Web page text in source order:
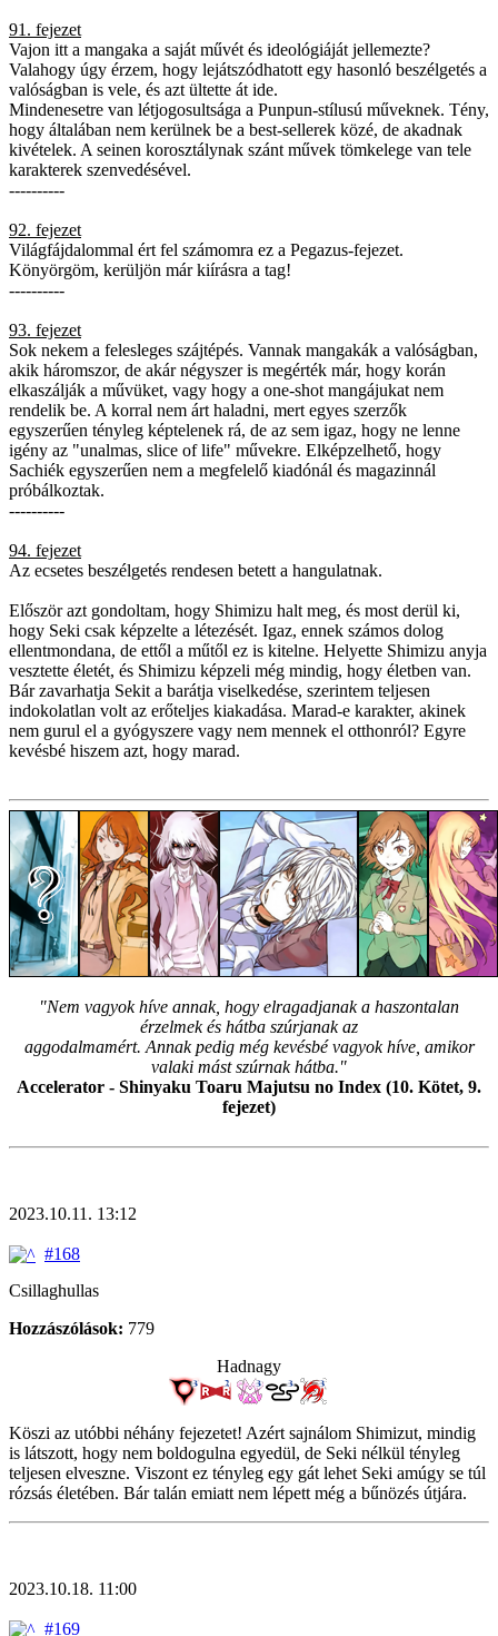
91. fejezet
Vajon itt a mangaka a saját művét és ideológiáját jellemezte?
Valahogy úgy érzem, hogy lejátszódhatott egy hasonló beszélgetés a
valóságban is vele, és azt ültette át ide.
Mindenesetre van létjogosultsága a Punpun-stílusú műveknek. Tény,
hogy általában nem kerülnek be a best-sellerek közé, de akadnak
kivételek. A seinen korosztálynak szánt művek tömkelege van tele
karakterek szenvedésével.
----------
92. fejezet
Világfájdalommal ért fel számomra ez a Pegazus-fejezet.
Könyörgöm, kerüljön már kiírásra a tag!
----------
93. fejezet
Sok nekem a felesleges szájtépés. Vannak mangakák a valóságban,
akik háromszor, de akár négyszer is megérték már, hogy korán
elkaszálják a művüket, vagy hogy a one-shot mangájukat nem
rendelik be. A korral nem árt haladni, mert egyes szerzők
egyszerűen tényleg képtelenek rá, de az sem igaz, hogy ne lenne
igény az "unalmas, slice of life" művekre. Elképzelhető, hogy
Sachiék egyszerűen nem a megfelelő kiadónál és magazinnál
próbálkoztak.
----------
94. fejezet
Az ecsetes beszélgetés rendesen betett a hangulatnak.
Először azt gondoltam, hogy Shimizu halt meg, és most derül ki,
hogy Seki csak képzelte a létezését. Igaz, ennek számos dolog
ellentmondana, de ettől a műtől ez is kitelne. Helyette Shimizu anyja
vesztette életét, és Shimizu képzeli még mindig, hogy életben van.
Bár zavarhatja Sekit a barátja viselkedése, szerintem teljesen
indokolatlan volt az erőteljes kiakadása. Marad-e karakter, akinek
nem gurul el a gyógyszere vagy nem mennek el otthonról? Egyre
kevésbé hiszem azt, hogy marad.
"Nem vagyok híve annak, hogy elragadjanak a haszontalan
érzelmek és hátba szúrjanak az
aggodalmamért. Annak pedig még kevésbé vagyok híve, amikor
valaki mást szúrnak hátba."
Accelerator - Shinyaku Toaru Majutsu no Index (10. Kötet, 9.
fejezet)
2023.10.11. 13:12
#168
Csillaghullas
Hozzászólások: 779
Hadnagy
Köszi az utóbbi néhány fejezetet! Azért sajnálom Shimizut, mindig
is látszott, hogy nem boldogulna egyedül, de Seki nélkül tényleg
teljesen elveszne. Viszont ez tényleg egy gát lehet Seki amúgy se túl
rózsás életében. Bár talán emiatt nem lépett még a bűnözés útjára.
2023.10.18. 11:00
#169